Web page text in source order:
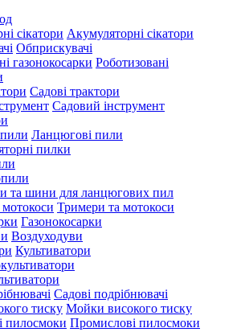
Акумуляторні сікатори
Обприскувачі
Роботизовані
Садові трактори
Садовий інструмент
Ланцюгові пили
пилки
та шини для ланцюгових пил
Тримери та мотокоси
Газонокосарки
Воздуходуви
Культиватори
Садові подрібнювачі
Мойки високого тиску
Промислові пилосмоки